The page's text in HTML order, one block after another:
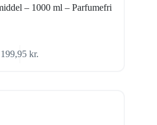
– 1000 ml – Parfumefri
199,95kr.